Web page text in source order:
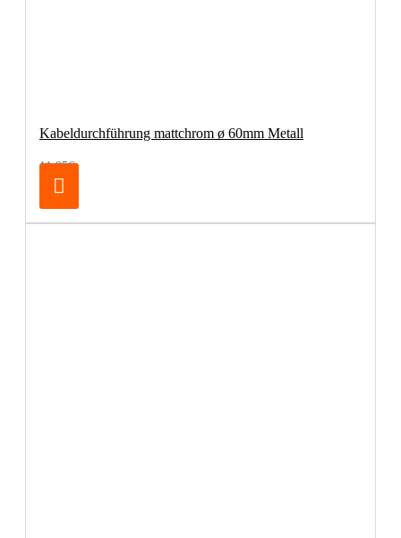
Kabeldurchführung mattchrom ø 60mm Metall
11,95€